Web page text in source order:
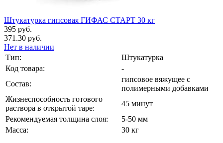
Штукатурка гипсовая ГИФАС СТАРТ 30 кг
395 руб.
371.30 руб.
Нет в наличии
Тип:
Штукатурка
Код товара:
-
Состав:
гипсовое вяжущее с
полимерными добавками
Жизнеспособность готового
раствора в открытой таре:
45 минут
Рекомендуемая толщина слоя:
5-50 мм
Масса:
30 кг